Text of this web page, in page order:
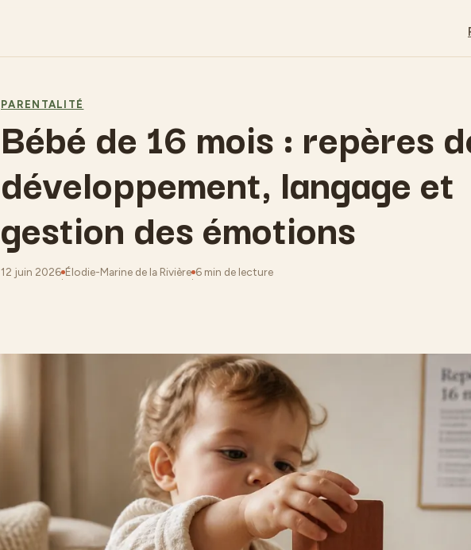
PARENTALITÉ
Bébé de 16 mois : repères
développement, langage et
gestion des émotions
12 juin 2026
·
Élodie-Marine de la Rivière
·
6 min de lecture